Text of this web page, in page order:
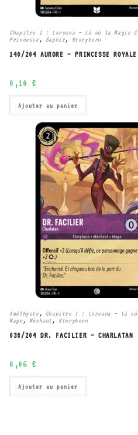
Chapitre 1 : Lorcana – Là où la Magie
Princesse , Saphir, Storyborn
140/204 AURORE – PRINCESSE ROYALE
0,10 €
Ajouter au panier
Améthyste , Chapitre 1 : Lorcana – Là où
Mage , Méchant , Storyborn
038/204 DR. FACILIER – CHARLATAN
0,06 €
Ajouter au panier